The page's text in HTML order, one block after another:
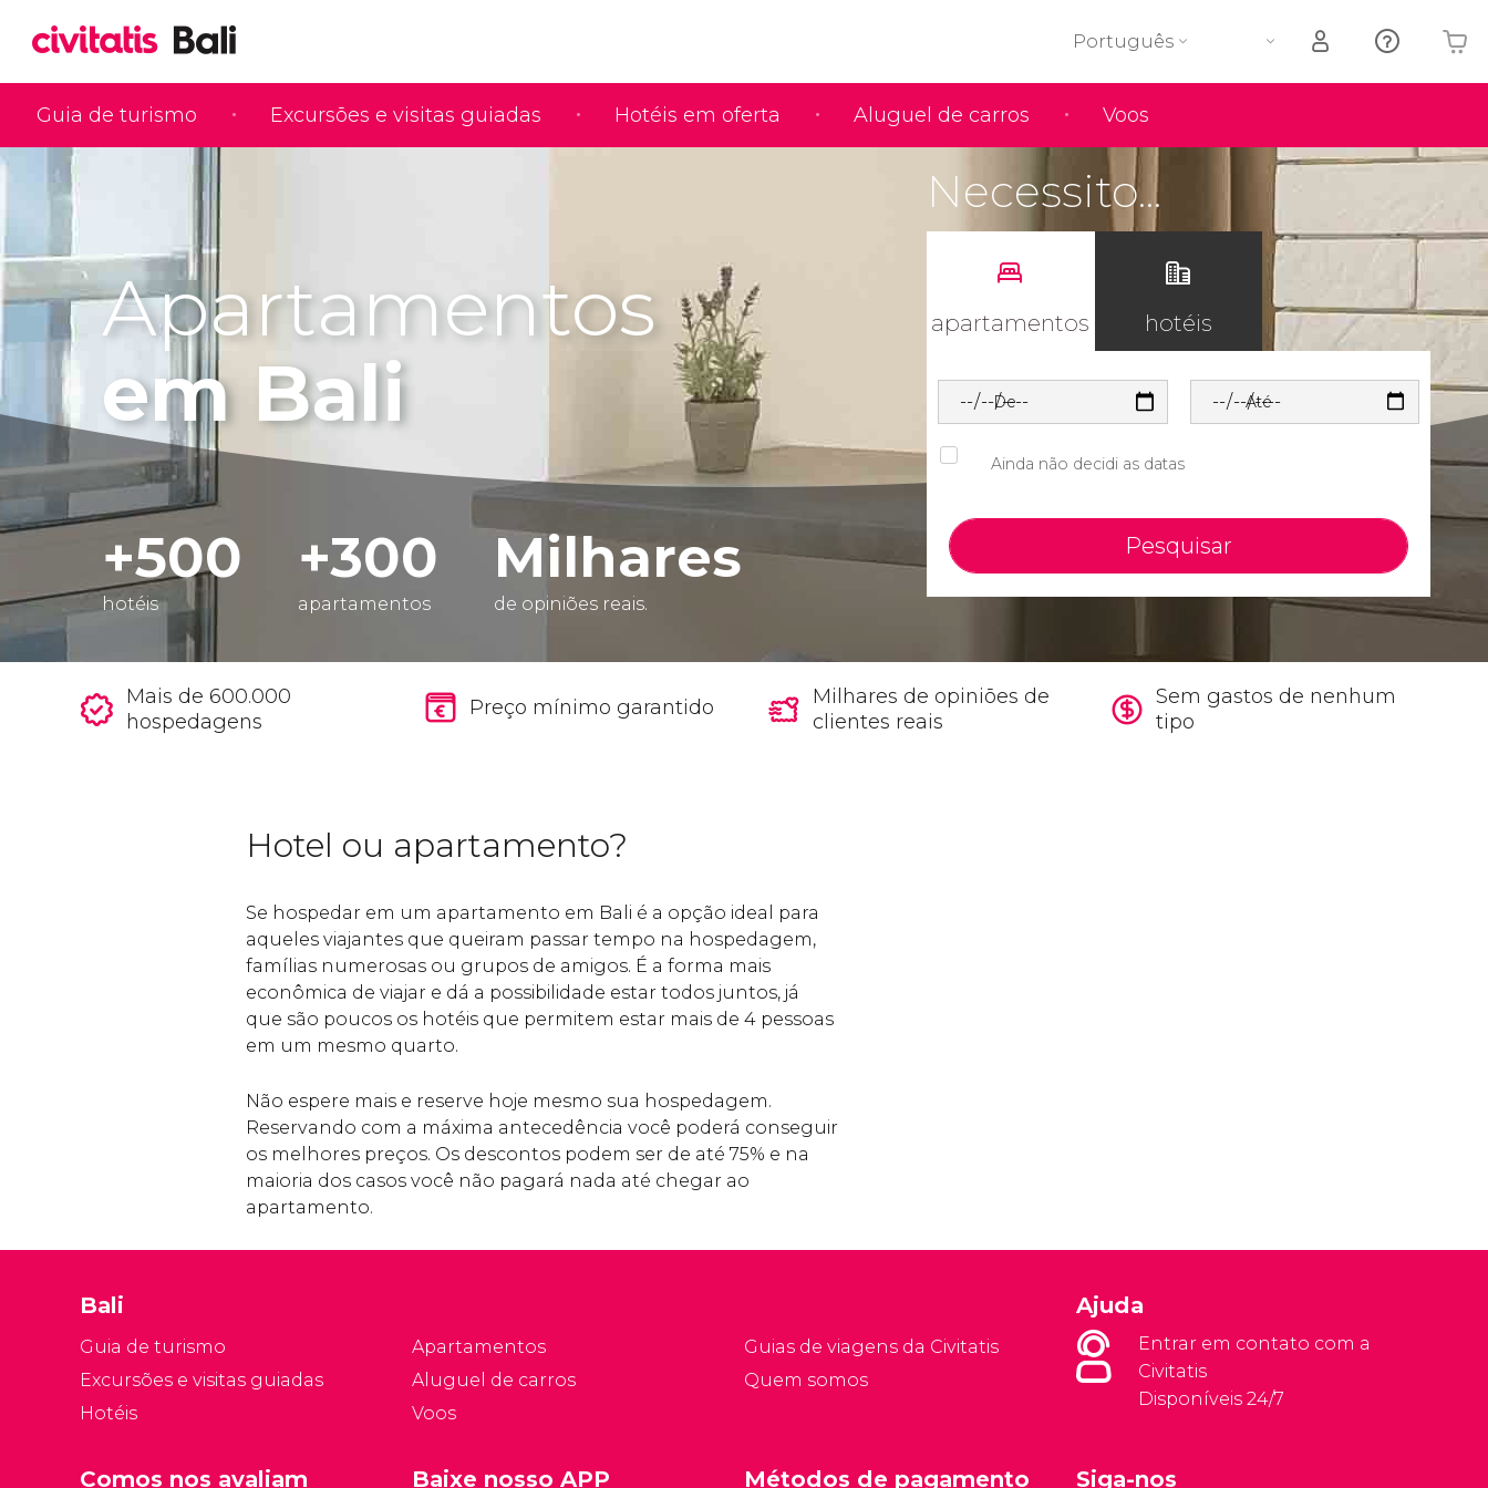
Guia de turismo Excursões e visitas guiadas Hotéis em oferta Aluguel de carros Voos
Português
Apartamentos
em Bali
+500
hotéis
+300
apartamentos
Milhares
de opiniões reais.
Necessito...
apartamentos hotéis
De Até
Ainda não decidi as datas
Pesquisar
Mais de 600.000
hospedagens
Preço mínimo garantido
Milhares de opiniões de
clientes reais
Sem gastos de nenhum
tipo
Hotel ou apartamento?
Se hospedar em um apartamento em Bali é a opção ideal para
aqueles viajantes que queiram passar tempo na hospedagem,
famílias numerosas ou grupos de amigos. É a forma mais
econômica de viajar e dá a possibilidade estar todos juntos, já
que são poucos os hotéis que permitem estar mais de 4 pessoas
em um mesmo quarto.
Não espere mais e reserve hoje mesmo sua hospedagem.
Reservando com a máxima antecedência você poderá conseguir
os melhores preços. Os descontos podem ser de até 75% e na
maioria dos casos você não pagará nada até chegar ao
apartamento.
Bali
Guia de turismo
Excursões e visitas guiadas
Hotéis
Apartamentos
Aluguel de carros
Voos
Guias de viagens da Civitatis
Quem somos
Ajuda
Entrar em contato com a
Civitatis
Disponíveis 24/7
Comos nos avaliam Siga-nos
Baixe nosso APP Métodos de pagamento